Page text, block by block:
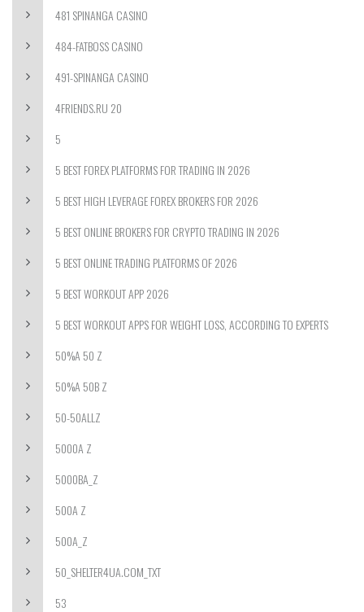
481 SPINANGA CASINO
484-FATBOSS CASINO
491-SPINANGA CASINO
4FRIENDS.RU 20
5
5 BEST FOREX PLATFORMS FOR TRADING IN 2026
5 BEST HIGH LEVERAGE FOREX BROKERS FOR 2026
5 BEST ONLINE BROKERS FOR CRYPTO TRADING IN 2026
5 BEST ONLINE TRADING PLATFORMS OF 2026
5 BEST WORKOUT APP 2026
5 BEST WORKOUT APPS FOR WEIGHT LOSS, ACCORDING TO EXPERTS
50%A 50 Z
50%A 50B Z
50-50ALLZ
5000A Z
5000BA_Z
500A Z
500A_Z
50_SHELTER4UA.COM_TXT
53